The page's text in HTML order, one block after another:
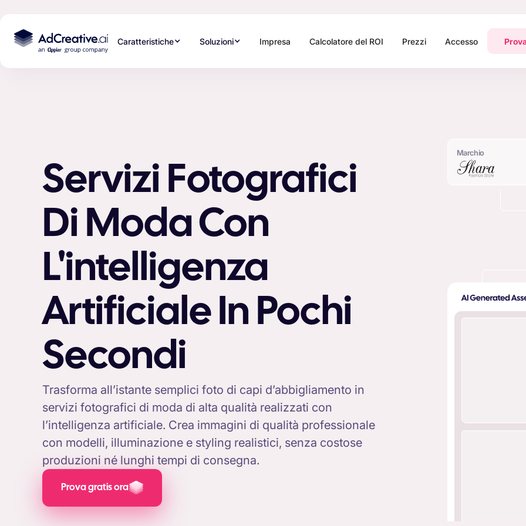
Caratteristiche Soluzioni Impresa Calcolatore del ROI Prezzi Accesso
Servizi Fotografici
Di Moda Con
L'intelligenza
Artificiale In Pochi
Secondi
Trasforma all’istante semplici foto di capi d’abbigliamento in
servizi fotografici di moda di alta qualità realizzati con
l’intelligenza artificiale. Crea immagini di qualità professionale
con modelli, illuminazione e styling realistici, senza costose
produzioni né lunghi tempi di consegna.
Prova gratis ora
Marchio